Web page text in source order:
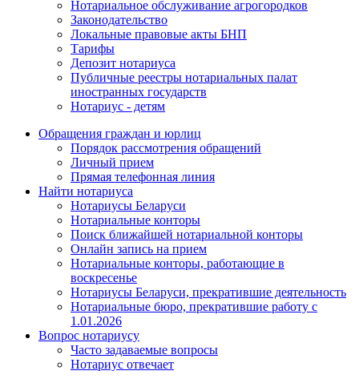
Нотариальное обслуживание агрогородков
Законодательство
Локальные правовые акты БНП
Тарифы
Депозит нотариуса
Публичные реестры нотариальных палат
иностранных государств
Нотариус - детям
Обращения граждан и юрлиц
Порядок рассмотрения обращений
Личный прием
Прямая телефонная линия
Найти нотариуса
Нотариусы Беларуси
Нотариальные конторы
Поиск ближайшей нотариальной конторы
Онлайн запись на прием
Нотариальные конторы, работающие в
воскресенье
Нотариусы Беларуси, прекратившие деятельность
Нотариальные бюро, прекратившие работу с
1.01.2026
Вопрос нотариусу
Часто задаваемые вопросы
Нотариус отвечает